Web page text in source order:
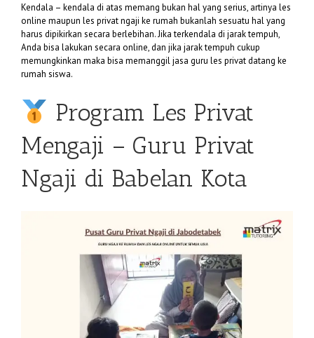
Kendala – kendala di atas memang bukan hal yang serius, artinya les
online maupun les privat ngaji ke rumah bukanlah sesuatu hal yang
harus dipikirkan secara berlebihan. Jika terkendala di jarak tempuh,
Anda bisa lakukan secara online, dan jika jarak tempuh cukup
memungkinkan maka bisa memanggil jasa guru les privat datang ke
rumah siswa.
Program Les Privat
Mengaji – Guru Privat
Ngaji di Babelan Kota